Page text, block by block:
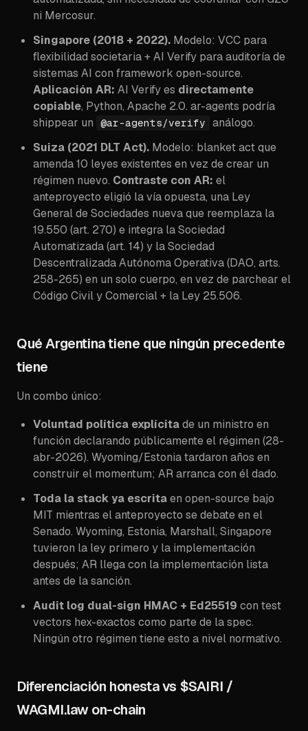
ni Mercosur.
Singapore (2018 + 2022). Modelo: VCC para
flexibilidad societaria + AI Verify para auditoría de
sistemas AI con framework open-source.
Aplicación AR: AI Verify es directamente
copiable, Python, Apache 2.0. ar-agents podría
shippear un
@ar-agents/verify
análogo.
Suiza (2021 DLT Act). Modelo: blanket act que
amenda 10 leyes existentes en vez de crear un
régimen nuevo. Contraste con AR: el
anteproyecto eligió la vía opuesta, una Ley
General de Sociedades nueva que reemplaza la
19.550 (art. 270) e integra la Sociedad
Automatizada (art. 14) y la Sociedad
Descentralizada Autónoma Operativa (DAO, arts.
258-265) en un solo cuerpo, en vez de parchear el
Código Civil y Comercial + la Ley 25.506.
Qué Argentina tiene que ningún precedente
tiene
Un combo único:
Voluntad política explícitade un ministro en
función declarando públicamente el régimen (28-
abr-2026). Wyoming/Estonia tardaron años en
construir el momentum; AR arranca con él dado.
Toda la stack ya escritaen open-source bajo
MIT mientras el anteproyecto se debate en el
Senado. Wyoming, Estonia, Marshall, Singapore
tuvieron la ley primero y la implementación
después; AR llega con la implementación lista
antes de la sanción.
Audit log dual-sign HMAC + Ed25519 con test
vectors hex-exactos como parte de la spec.
Ningún otro régimen tiene esto a nivel normativo.
Diferenciación honesta vs $SAIRI /
WAGMI.law on-chain